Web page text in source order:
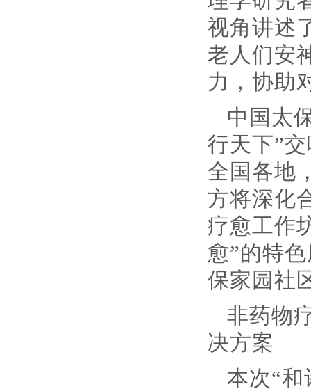
视角讲述
老人们安
力，协助
中国太
行天下”
全国各地
方将深化
疗愈工作
愈”的特
保家园社
非药物
决方案
本次“